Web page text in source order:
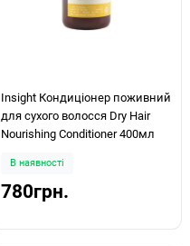
Insight Кондиціонер поживний
для сухого волосся Dry Hair
Nourishing Conditioner 400мл
В наявності
780грн.